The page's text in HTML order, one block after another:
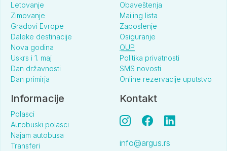
Letovanje
Zimovanje
Gradovi Evrope
Daleke destinacije
Nova godina
Uskrs i 1. maj
Dan državnosti
Dan primirja
Obaveštenja
Mailing lista
Zaposlenje
Osiguranje
OUP
Politika privatnosti
SMS novosti
Online rezervacije uputstvo
Informacije
Polasci
Autobuski polasci
Najam autobusa
Transferi
Kontakt
info@argus.rs